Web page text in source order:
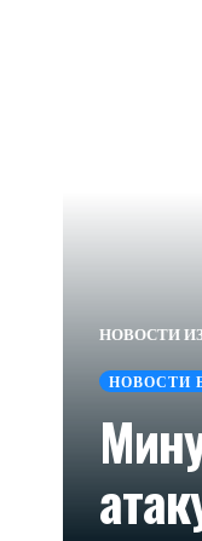
НОВОСТИ
НОВОСТИ